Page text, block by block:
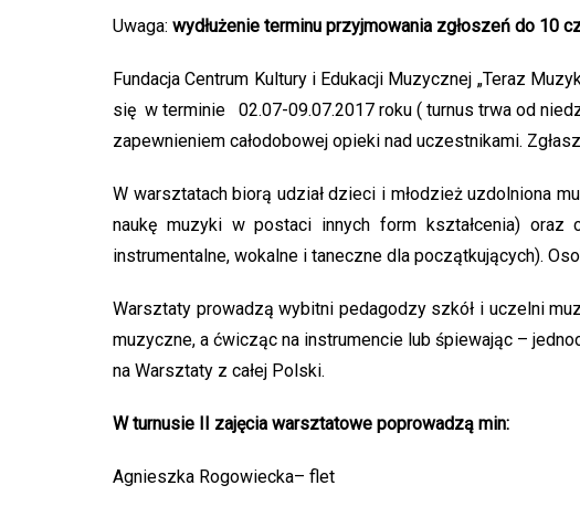
Uwaga: wydłużenie terminu przyjmowania zgłoszeń do 10
Fundacja Centrum Kultury i Edukacji Muzycznej „Teraz
się w terminie 02.07-09.07.2017 roku ( turnus trwa od
zapewnieniem całodobowej opieki nad uczestnikami.
W warsztatach biorą udział dzieci i młodzież uzdolniona
naukę muzyki w postaci innych form kształcenia)
instrumentalne, wokalne i taneczne dla początkujących).
Warsztaty prowadzą wybitni pedagodzy szkół i uczelni
muzyczne, a ćwicząc na instrumencie lub śpiewając –
na Warsztaty z całej Polski.
W turnusie II zajęcia warsztatowe poprowadzą min:
Agnieszka Rogowiecka– flet